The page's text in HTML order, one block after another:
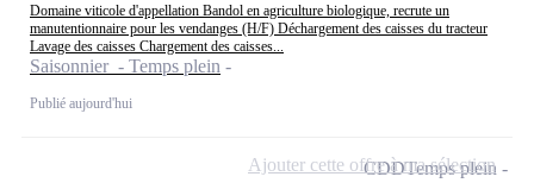
Domaine viticole d'appellation Bandol en agriculture biologique, recrute un
manutentionnaire pour les vendanges (H/F) Déchargement des caisses du tracteur
Lavage des caisses Chargement des caisses...
Saisonnier - Temps plein
Publié aujourd'hui
CDDTemps plein
Ajouter cette offre à ma sélection